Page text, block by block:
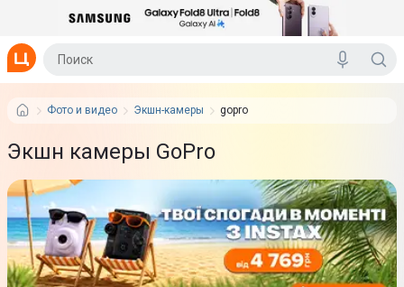
Фото и видео Экшн-камеры gopro
Экшн камеры GoPro